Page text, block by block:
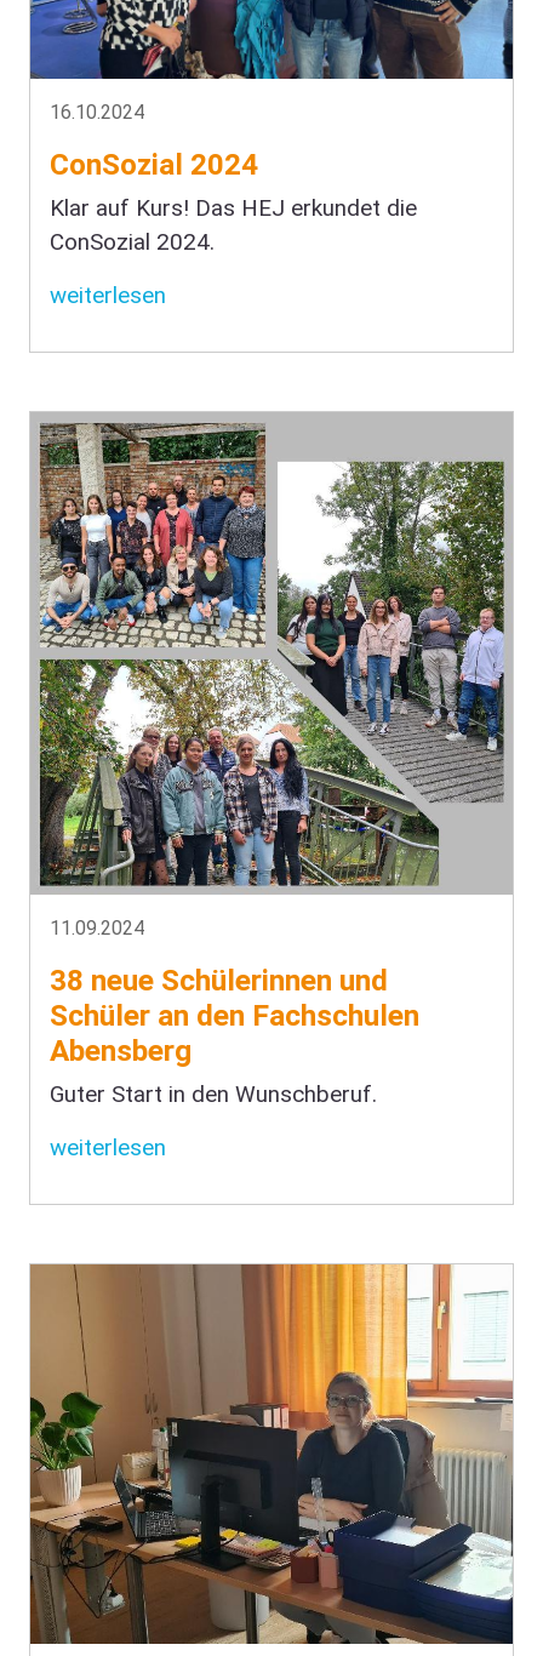
16.10.2024
ConSozial 2024
Klar auf Kurs! Das HEJ erkundet die
ConSozial 2024.
weiterlesen
11.09.2024
38 neue Schülerinnen und
Schüler an den Fachschulen
Abensberg
Guter Start in den Wunschberuf.
weiterlesen